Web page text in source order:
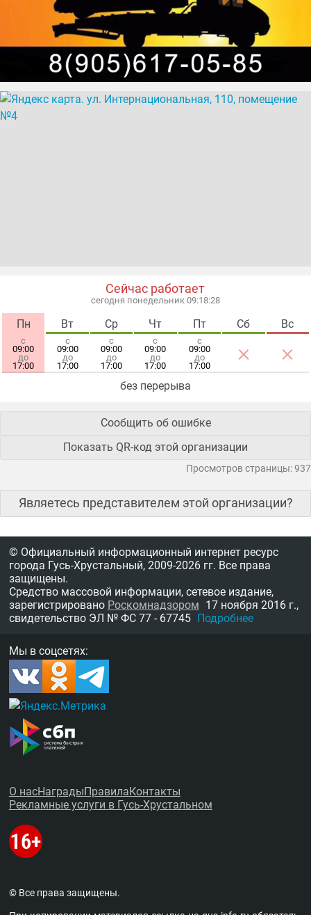
Сейчас работает
сегодня понедельник 09:18:29
Пн
с
09:00
до
17:00
Вт
с
09:00
до
17:00
Ср
с
09:00
до
17:00
Чт
с
09:00
до
17:00
Пт
с
09:00
до
17:00
Сб
×
Вс
×
без перерыва
Сообщить об ошибке
Показать QR-код этой организации
Просмотров страницы: 937
Являетесь представителем этой организации?
© Официальный информационный интернет ресурс
города Гусь-Хрустальный, 2009-2026 гг. Все права
защищены.
Средство массовой информации, сетевое издание,
зарегистрировано Роскомнадзором 17 ноября 2016 г.,
свидетельство ЭЛ № ФС 77 - 67745 Подробнее
Мы в соцсетях:
О насНаградыПравилаКонтакты
Рекламные услуги в Гусь-Хрустальном
© Все права защищены.